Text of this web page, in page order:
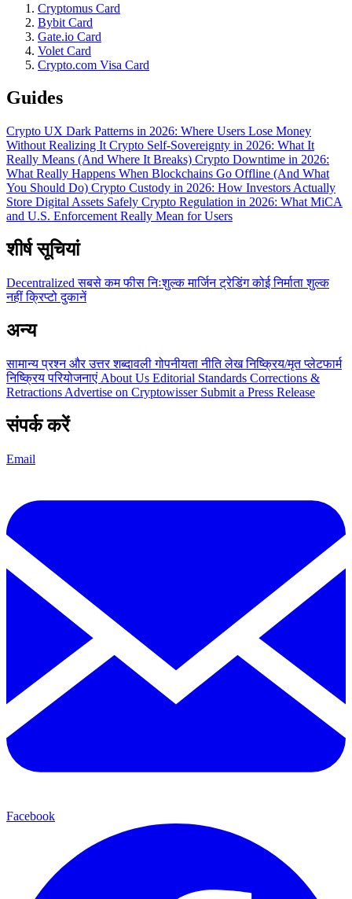
Cryptomus Card
Bybit Card
Gate.io Card
Volet Card
Crypto.com Visa Card
Guides
Crypto UX Dark Patterns in 2026: Where Users Lose Money
Without Realizing It Crypto Self-Sovereignty in 2026: What It
Really Means (And Where It Breaks) Crypto Downtime in 2026:
What Really Happens When Blockchains Go Offline (And What
You Should Do) Crypto Custody in 2026: How Investors Actually
Store Digital Assets Safely Crypto Regulation in 2026: What MiCA
and U.S. Enforcement Really Mean for Users
शीर्ष सूचियां
Decentralizedसबसे कम फीसनिःशुल्कमार्जिन ट्रेडिंगकोई निर्माता शुल्क
नहींक्रिप्टो दुकानें
अन्य
सामान्य प्रश्न और उत्तरशब्दावलीगोपनीयता नीतिलेखनिष्क्रिय/मृत प्लेटफार्म
निष्क्रिय परियोजनाएं About Us Editorial Standards Corrections &
Retractions Advertise on Cryptowisser Submit a Press Release
संपर्क करें
Email
Facebook